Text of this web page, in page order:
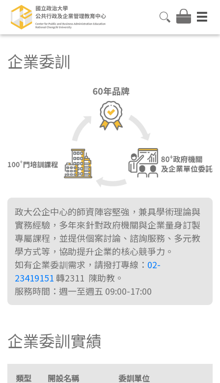
企業委訓
政大公企中心的師資陣容堅強，兼具學術理論與
實務經驗，多年來針對政府機關與企業量身訂製
專屬課程，並提供個案討論、諮詢服務、多元教
學方式等，協助提升企業的核心競爭力。
如有企業委訓需求，請撥打專線： 02-
23419151轉2311 陳助教。
服務時間：週一至週五 09:00-17:00
企業委訓實績
類型 開設名稱 委訓單位